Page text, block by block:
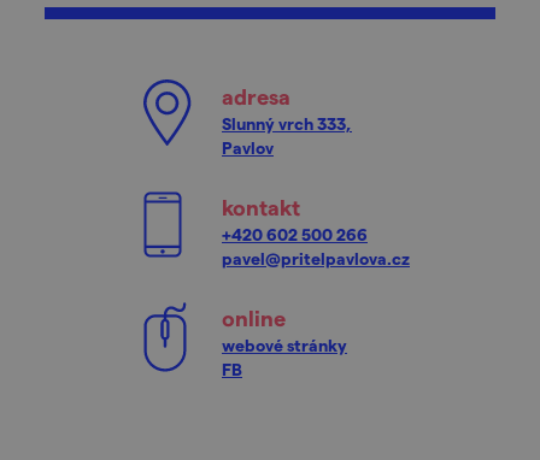
adresa
Slunný vrch 333,
Pavlov
kontakt
+420 602 500 266
pavel@pritelpavlova.cz
online
webové stránky
FB